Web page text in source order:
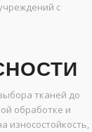
с
тканей до
обработке и
износостойкость,